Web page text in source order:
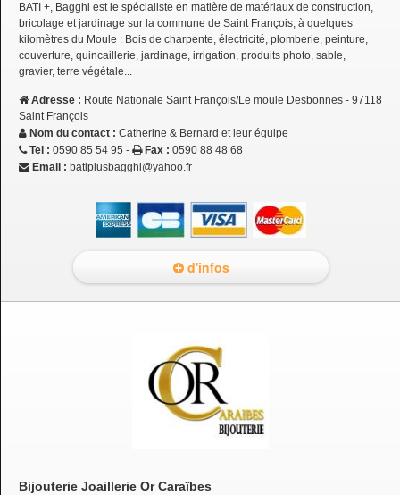
BATI +, Bagghi est le spécialiste en matière de matériaux de construction,
bricolage et jardinage sur la commune de Saint François, à quelques
kilomètres du Moule : Bois de charpente, électricité, plomberie, peinture,
couverture, quincaillerie, jardinage, irrigation, produits photo, sable,
gravier, terre végétale...
Adresse : Route Nationale Saint François/Le moule Desbonnes - 97118
Saint François
Nom du contact : Catherine & Bernard et leur équipe
Tel : 0590 85 54 95 - Fax : 0590 88 48 68
Email : batiplusbagghi@yahoo.fr
d'infos
Bijouterie Joaillerie Or Caraïbes